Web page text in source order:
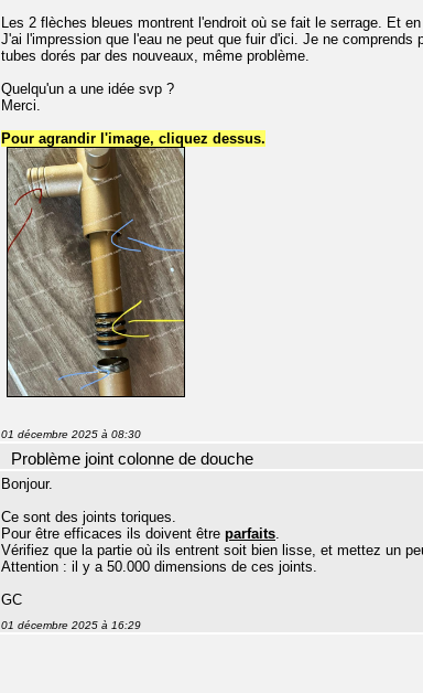
Les 2 flèches bleues montrent l'endroit où se fait le serrage. Et
J'ai l'impression que l'eau ne peut que fuir d'ici. Je ne
tubes dorés par des nouveaux, même problème.
Quelqu'un a une idée svp ?
Merci.
Pour agrandir l'image, cliquez dessus.
01 décembre 2025 à 08:30
Problème joint colonne de douche
Bonjour.
Ce sont des joints toriques.
Pour être efficaces ils doivent être parfaits
Vérifiez que la partie où ils entrent soit bien lisse, et mettez un
Attention : il y a 50.000 dimensions de ces joints.
GC
01 décembre 2025 à 16:29